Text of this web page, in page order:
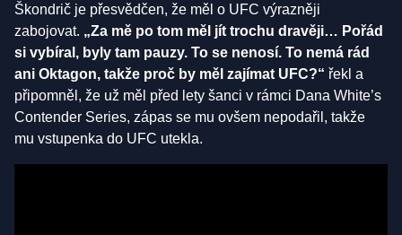
Škondrič je přesvědčen, že měl o UFC výrazněji
zabojovat. „Za mě po tom měl jít trochu dravěji… Pořád
si vybíral, byly tam pauzy. To se nenosí. To nemá rád
ani Oktagon, takže proč by měl zajímat UFC?“ řekl a
připomněl, že už měl před lety šanci v rámci Dana White’s
Contender Series, zápas se mu ovšem nepodařil, takže
mu vstupenka do UFC utekla.